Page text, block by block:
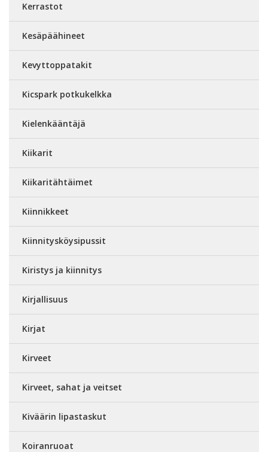
Kerrastot
Kesäpäähineet
Kevyttoppatakit
Kicspark potkukelkka
Kielenkääntäjä
Kiikarit
Kiikaritähtäimet
Kiinnikkeet
Kiinnitysköysipussit
Kiristys ja kiinnitys
Kirjallisuus
Kirjat
Kirveet
Kirveet, sahat ja veitset
Kiväärin lipastaskut
Koiranruoat